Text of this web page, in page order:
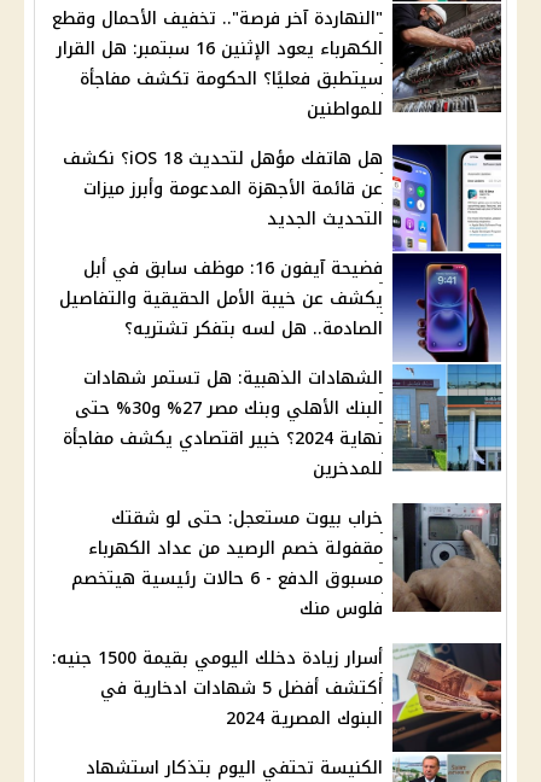
"النهاردة آخر فرصة".. تخفيف الأحمال وقطع
الكهرباء يعود الإثنين 16 سبتمبر: هل القرار
سيتطبق فعليًا؟ الحكومة تكشف مفاجأة
للمواطنين
هل هاتفك مؤهل لتحديث iOS 18؟ نكشف
عن قائمة الأجهزة المدعومة وأبرز ميزات
التحديث الجديد
فضيحة آيفون 16: موظف سابق في أبل
يكشف عن خيبة الأمل الحقيقية والتفاصيل
الصادمة.. هل لسه بتفكر تشتريه؟
الشهادات الذهبية: هل تستمر شهادات
البنك الأهلي وبنك مصر 27% و30% حتى
نهاية 2024؟ خبير اقتصادي يكشف مفاجأة
للمدخرين
خراب بيوت مستعجل: حتى لو شقتك
مقفولة خصم الرصيد من عداد الكهرباء
مسبوق الدفع - 6 حالات رئيسية هيتخصم
فلوس منك
أسرار زيادة دخلك اليومي بقيمة 1500 جنيه:
أكتشف أفضل 5 شهادات ادخارية في
البنوك المصرية 2024
الكنيسة تحتفي اليوم بتذكار استشهاد